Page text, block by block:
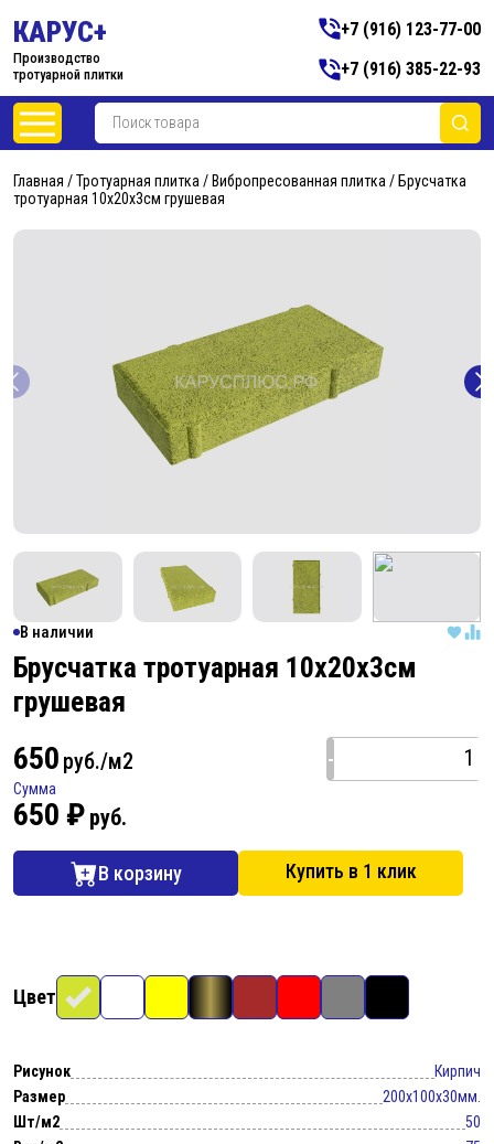
КАРУС+
Производство
тротуарной плитки
+7 (916) 123-77-00
+7 (916) 385-22-93
Главная /Тротуарная плитка / Вибропресованная плитка / Брусчатка
тротуарная 10х20х3см грушевая
В наличии
Брусчатка тротуарная 10х20х3см
грушевая
650 руб./м2 -
Сумма
650 ₽ руб.
В корзину Купить в 1 клик
Цвет
Рисунок
Кирпич
Размер
200x100x30мм.
Шт/м2
50